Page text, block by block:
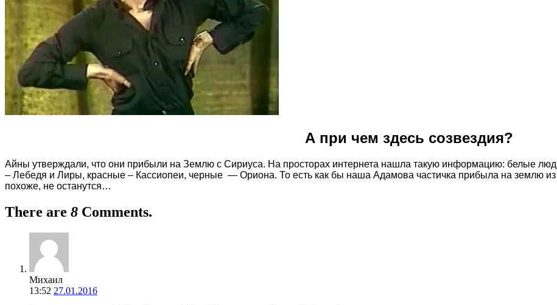
А при чем здесь созвездия?
Айны утверждали, что они прибыли на Землю с Сириуса. На просторах интернета нашла такую информацию: белые
– Лебедя и Лиры, красные – Кассиопеи, черные — Ориона. То есть как бы наша Адамова частичка прибыла на землю
похоже, не останутся…
There are 8 Comments.
Михаил
13:52 27.01.2016